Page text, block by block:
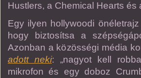
Hustlers, a Chemical Hearts
Egy ilyen hollywoodi
hogy biztosítsa a
Azonban a közösségi média
adott neki: „nagyot kell
mikrofon és egy doboz